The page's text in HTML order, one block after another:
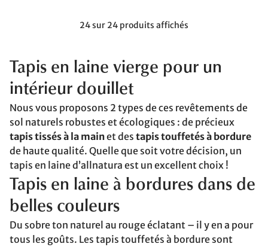
24 sur 24 produits affichés
Tapis en laine vierge pour un
intérieur douillet
Nous vous proposons 2 types de ces revêtements de
sol naturels robustes et écologiques : de précieux
tapis tissés à la mainet des tapis touffetés à bordure
de haute qualité. Quelle que soit votre décision, un
tapis en laine d’allnatura est un excellent choix !
Tapis en laine à bordures dans de
belles couleurs
Du sobre ton naturel au rouge éclatant – il y en a pour
tous les goûts. Les tapis touffetés à bordure sont